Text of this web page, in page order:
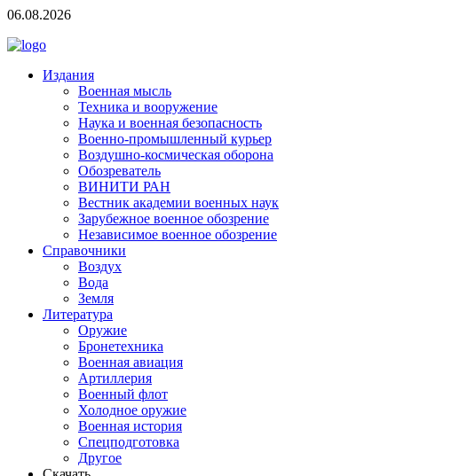
06.08.2026
Издания
Военная мысль
Техника и вооружение
Наука и военная безопасность
Военно-промышленный курьер
Воздушно-космическая оборона
Обозреватель
ВИНИТИ РАН
Вестник академии военных наук
Зарубежное военное обозрение
Независимое военное обозрение
Справочники
Воздух
Вода
Земля
Литература
Оружие
Бронетехника
Военная авиация
Артиллерия
Военный флот
Холодное оружие
Военная история
Спецподготовка
Другое